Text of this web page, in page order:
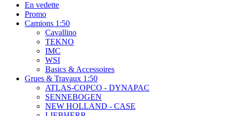
En vedette
Promo
Camions 1:50
Cavallino
TEKNO
IMC
WSI
Basics & Accessoires
Grues & Travaux 1:50
ATLAS-COPCO - DYNAPAC
SENNEBOGEN
NEW HOLLAND - CASE